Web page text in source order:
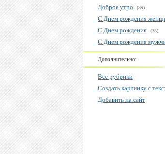
Доброе утро (39)
С Днем рождения
С Днем рождения (35)
С Днем рождения
Дополнительно:
Все рубрики
Создать картинку с
Добавить на сайт